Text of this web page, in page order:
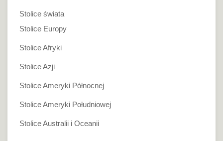
Stolice świata
Stolice Europy
Stolice Afryki
Stolice Azji
Stolice Ameryki Północnej
Stolice Ameryki Południowej
Stolice Australii i Oceanii